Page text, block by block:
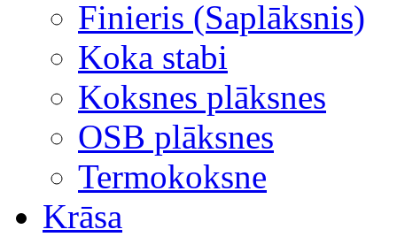
Finieris (Saplāksnis)
Koka stabi
Koksnes plāksnes
OSB plāksnes
Termokoksne
Krāsa